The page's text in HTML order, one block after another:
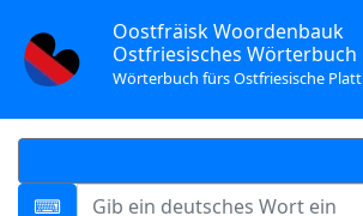
Oostfräisk Woordenbauk
Ostfriesisches Wörterbuch
Wörterbuch fürs Ostfriesische Platt